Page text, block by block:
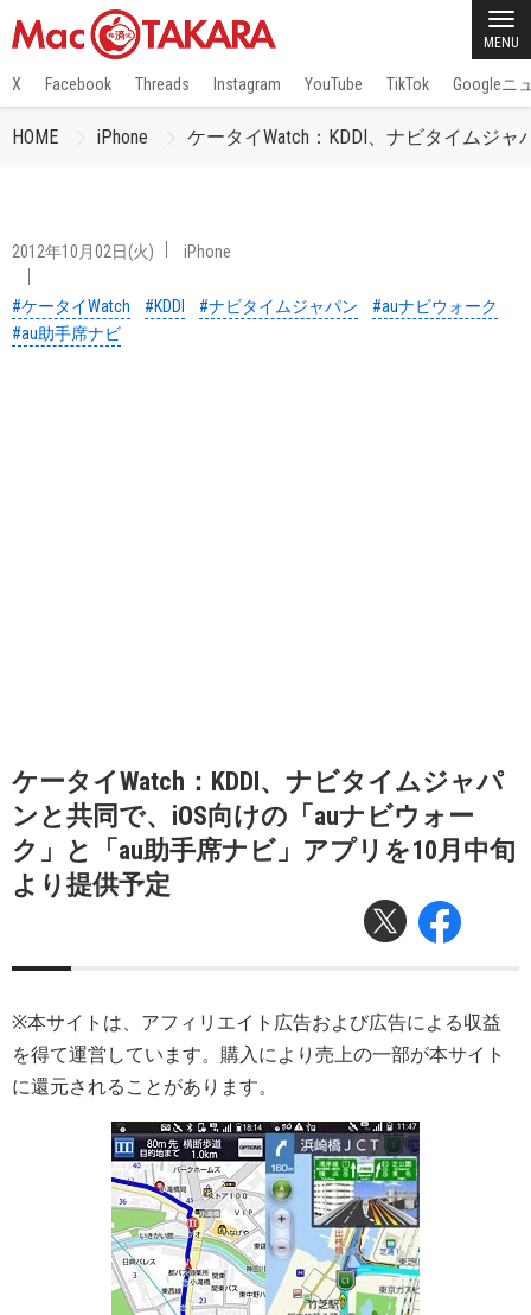
MENU
X Facebook Threads Instagram YouTube TikTok Googleニ
HOME iPhone ケータイWatch：KDDI、ナビタイムジ
2012年10月02日(火) iPhone
#ケータイWatch #KDDI #ナビタイムジャパン
#auナビウォーク
#au助手席ナビ
ケータイWatch：KDDI、ナビタイムジャパ
ンと共同で、iOS向けの「auナビウォー
ク」と「au助手席ナビ」アプリを10月中旬
より提供予定
※本サイトは、アフィリエイト広告および広告による収益
を得て運営しています。購入により売上の一部が本サイト
に還元されることがあります。